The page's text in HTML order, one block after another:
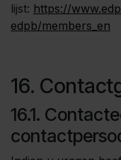
lijst: https://
edpb/members_en
16.
16.1.